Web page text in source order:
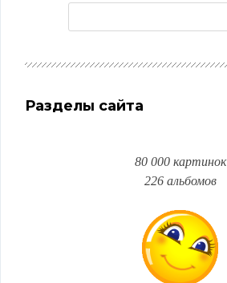
Разделы сайта
80 000 картинок
226 альбомов